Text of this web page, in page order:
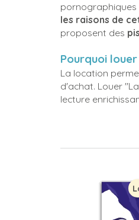
pornographiques
les raisons de
proposent des
Pourquoi
La location
d'achat. Louer
lecture